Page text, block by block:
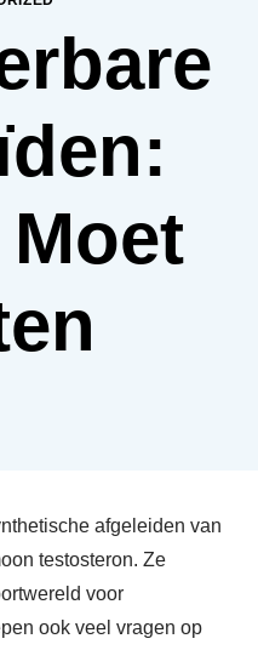
afgeleiden van
testosteron. Ze
voor
ook veel vragen op